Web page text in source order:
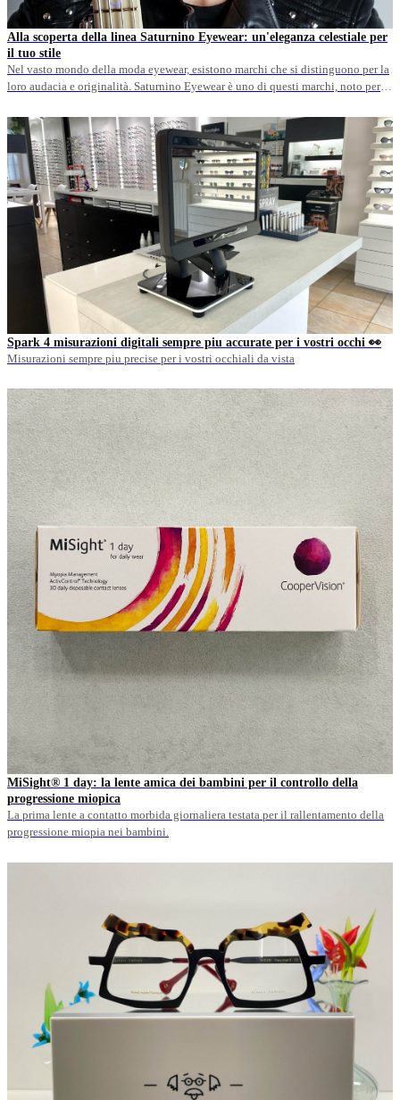
Alla scoperta della linea Saturnino Eyewear: un'eleganza celestiale per
il tuo stile
Nel vasto mondo della moda eyewear, esistono marchi che si distinguono per la
loro audacia e originalità. Saturnino Eyewear è uno di questi marchi, noto per la
affascinante. In questo articolo, esploreremo la straordinaria linea di occhiali
Saturnino Eyewear, scoprendo il suo&hellip;
Spark 4 misurazioni digitali sempre piu accurate per i vostri occhi 👀
Misurazioni sempre piu precise per i vostri occhiali da vista
MiSight® 1 day: la lente amica dei bambini per il controllo della
progressione miopica
La prima lente a contatto morbida giornaliera testata per il rallentamento della
progressione miopia nei bambini.